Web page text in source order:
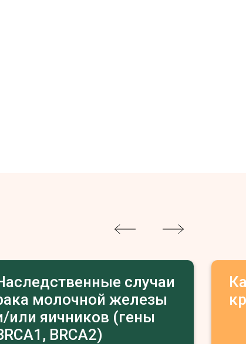
случаи
молочной железы
или яичников (гены
BRCA2)